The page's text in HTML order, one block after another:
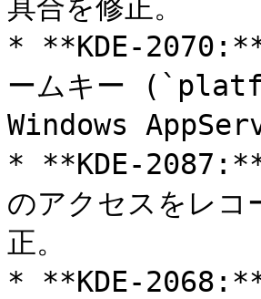
具合を修正。
* **KDE-2070:**
ームキー
Windows
* **KDE-2087:**
のアクセスをレコ
正。
* **KDE-2068:**